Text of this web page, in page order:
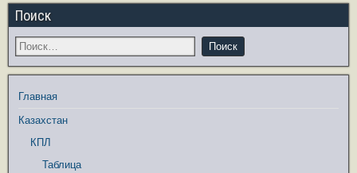
Поиск
Главная
Казахстан
КПЛ
Таблица